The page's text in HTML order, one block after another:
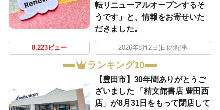
転リニューアルオープンするそ
うです」と、情報をお寄せいた
だきました。
8,223ビュー 2026年8月2日(日)の記事
ランキング10
【豊田市】30年間ありがとうご
ざいました 「精文館書店 豊田西
店」が8月31日をもって閉店して